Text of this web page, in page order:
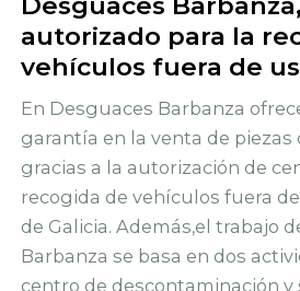
autorizado para la
vehículos fuera de
En Desguaces Barbanza
garantía en la venta de
gracias a la autorización de
recogida de vehículos fuera
de Galicia. Además,el trabajo
Barbanza se basa en dos
centro de descontaminación y